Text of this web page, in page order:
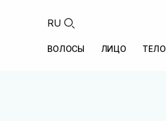
RU
ВОЛОСЫ ЛИЦО ТЕЛО